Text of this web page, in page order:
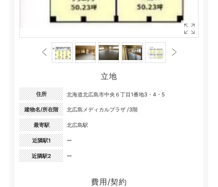
立地
住所 北海道北広島市中央６丁目1番地3・4・5
建物名/所在階 北広島メディカルプラザ /3階
最寄駅 北広島駅
近隣駅1 ー
近隣駅2 ー
費用/契約